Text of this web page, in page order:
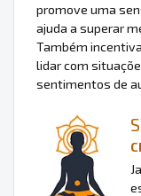
promove uma
ajuda a superar
Também
lidar com
sentimentos de